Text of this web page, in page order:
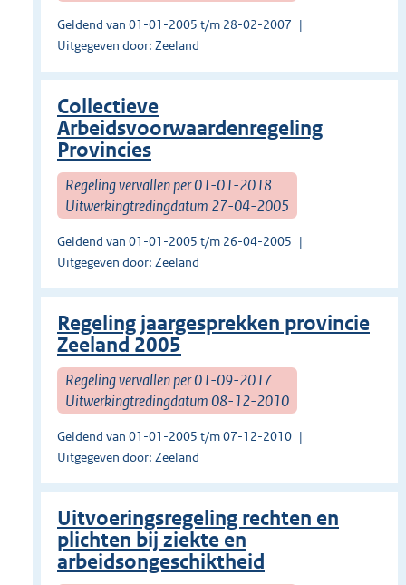
Geldend van 01-01-2005 t/m 28-02-2007
Uitgegeven door: Zeeland
Collectieve
Arbeidsvoorwaardenregeling
Provincies
Regeling vervallen per 01-01-2018
Uitwerkingtredingdatum 27-04-2005
Geldend van 01-01-2005 t/m 26-04-2005
Uitgegeven door: Zeeland
Regeling jaargesprekken provincie
Zeeland 2005
Regeling vervallen per 01-09-2017
Uitwerkingtredingdatum 08-12-2010
Geldend van 01-01-2005 t/m 07-12-2010
Uitgegeven door: Zeeland
Uitvoeringsregeling rechten en
plichten bij ziekte en
arbeidsongeschiktheid